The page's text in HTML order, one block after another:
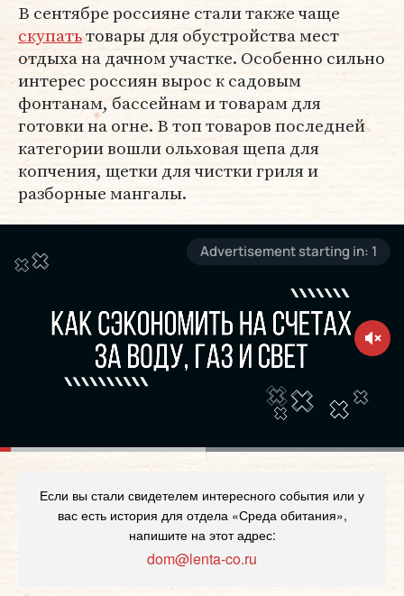
В сентябре россияне стали также чаще
скупатьтовары для обустройства мест
отдыха на дачном участке. Особенно сильно
интерес россиян вырос к садовым
фонтанам, бассейнам и товарам для
готовки на огне. В топ товаров последней
категории вошли ольховая щепа для
копчения, щетки для чистки гриля и
разборные мангалы.
Если вы стали свидетелем интересного события или у
вас есть история для отдела «Среда обитания»,
напишите на этот адрес:
dom@lenta-co.ru